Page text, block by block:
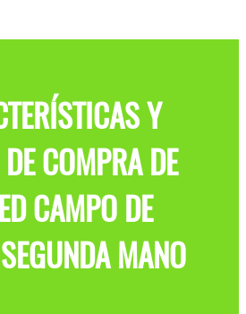
Y
COMPRA DE
CAMPO DE
MANO